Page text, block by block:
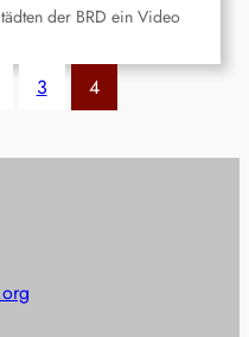
der BRD ein Video
3 4